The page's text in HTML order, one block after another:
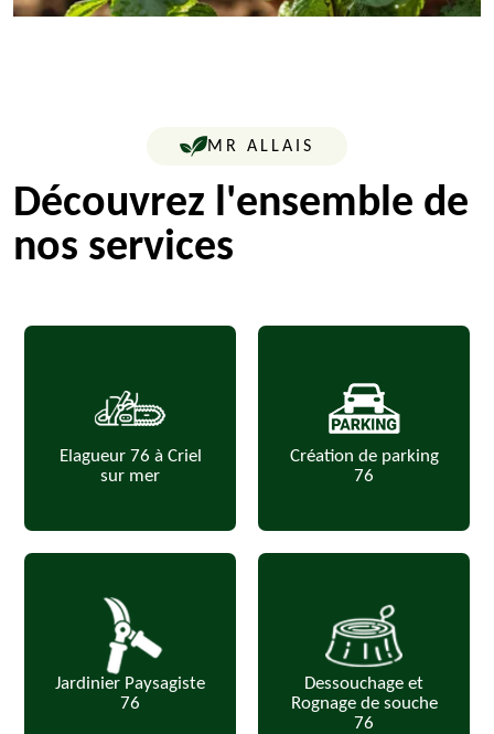
MR ALLAIS
Découvrez l'ensemble de
nos services
Elagueur 76 à Criel
sur mer
Création de parking
76
Jardinier Paysagiste
76
Dessouchage et
Rognage de souche
76